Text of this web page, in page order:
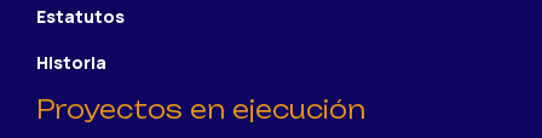
Estatutos
Historia
Proyectos en ejecución